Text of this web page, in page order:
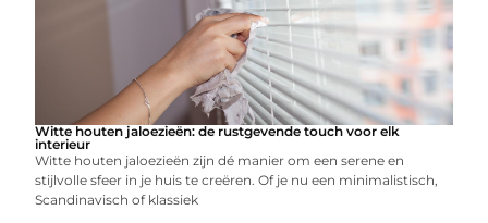
Witte houten jaloezieën: de rustgevende touch voor elk
interieur
Witte houten jaloezieën zijn dé manier om een serene en
stijlvolle sfeer in je huis te creëren. Of je nu een minimalistisch,
Scandinavisch of klassiek